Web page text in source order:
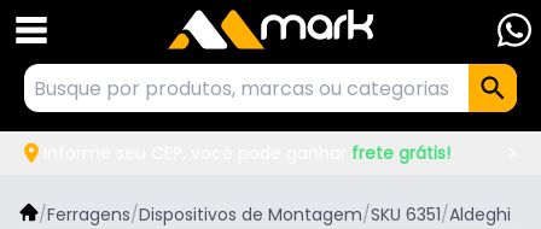
frete grátis!
/Ferragens/Dispositivos de Montagem/SKU 6351/Aldeghi